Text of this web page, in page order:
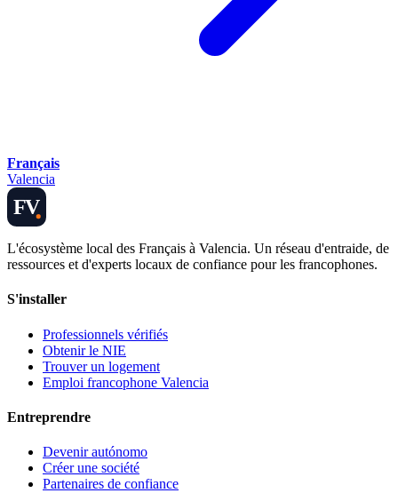
Français
Valencia
FV
L'écosystème local des Français à Valencia. Un réseau d'entraide, de
ressources et d'experts locaux de confiance pour les francophones.
S'installer
Professionnels vérifiés
Obtenir le NIE
Trouver un logement
Emploi francophone Valencia
Entreprendre
Devenir autónomo
Créer une société
Partenaires de confiance